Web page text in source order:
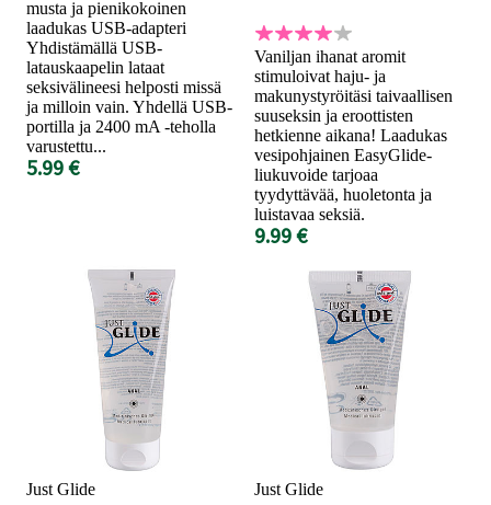
musta ja pienikokoinen
laadukas USB-adapteri
Yhdistämällä USB-
latauskaapelin lataat
seksivälineesi helposti missä
ja milloin vain. Yhdellä USB-
portilla ja 2400 mA -teholla
varustettu...
5.99 €
Vaniljan ihanat aromit
stimuloivat haju- ja
makunystyröitäsi taivaallisen
suuseksin ja eroottisten
hetkienne aikana! Laadukas
vesipohjainen EasyGlide-
liukuvoide tarjoaa
tyydyttävää, huoletonta ja
luistavaa seksiä.
9.99 €
Just Glide Just Glide